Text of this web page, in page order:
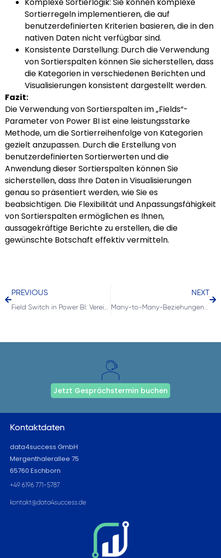
Sortierregeln implementieren, die auf
benutzerdefinierten Kriterien basieren, die in den
nativen Daten nicht verfügbar sind.
Konsistente Darstellung: Durch die Verwendung
von Sortierspalten können Sie sicherstellen, dass
die Kategorien in verschiedenen Berichten und
Visualisierungen konsistent dargestellt werden.
Fazit:
Die Verwendung von Sortierspalten im „Fields“-
Parameter von Power BI ist eine leistungsstarke
Methode, um die Sortierreihenfolge von Kategorien
gezielt anzupassen. Durch die Erstellung von
benutzerdefinierten Sortierwerten und die
Anwendung dieser Sortierspalten können Sie
sicherstellen, dass Ihre Daten in Visualisierungen
genau so präsentiert werden, wie Sie es
beabsichtigen. Die Flexibilität und Anpassungsfähigkeit
von Sortierspalten ermöglichen es Ihnen,
aussagekräftige Berichte zu erstellen, die die
gewünschte Botschaft effektiv vermitteln.
PREVIOUS
Field Switch in Power BI: Vereinfachen Sie Ihre Datenanalyse mit dynamischer Spaltenauswahl
NEXT
Many-to-Many-Beziehungen in Power BI beheben: Die Kraft der Brückentabellen und bidirektionalen Kreuzfilterung
Jetzt Gesprächstermin buchen
Kontaktdaten
data4success GmbH
Mergenthalerallee 75
65760 Eschborn
+49 6196 771-5787
kontakt@data4success.de